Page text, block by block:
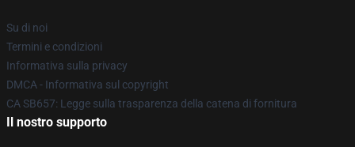
Su di noi
Termini e condizioni
Informativa sulla privacy
DMCA - Informativa sul copyright
CA SB657: Legge sulla trasparenza della catena di fornitura
Il nostro supporto